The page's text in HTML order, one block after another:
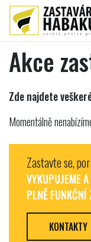
Akce
Zde najdete
Momentálně
Zastavte se,
VYKUPUJEME
PLNĚ FUNKČNÍ
KONTAKTY